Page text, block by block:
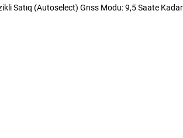
Satıq (Autoselect) Gnss Modu: 9,5 Saate